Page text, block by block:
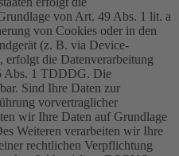
von Art. 49 Abs. 1 lit. a
von Cookies oder in den
(z. B. via Device-
die Datenverarbeitung
Abs. 1 TDDDG. Die
Sind Ihre Daten zur
vorvertraglicher
wir Ihre Daten auf Grundlage
Weiteren verarbeiten wir Ihre
rechtlichen Verpflichtung